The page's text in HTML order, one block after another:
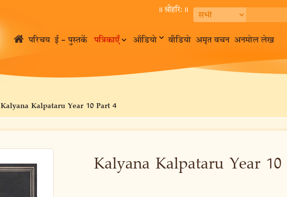
॥ श्रीहरि:॥
परिचय ई – पुस्तकें पत्रिकाएँ ऑडियो वीडियो अमृत वचन अनमोल लेख
Kalyana Kalpataru Year 10 Part 4
Kalyana Kalpataru Year 10